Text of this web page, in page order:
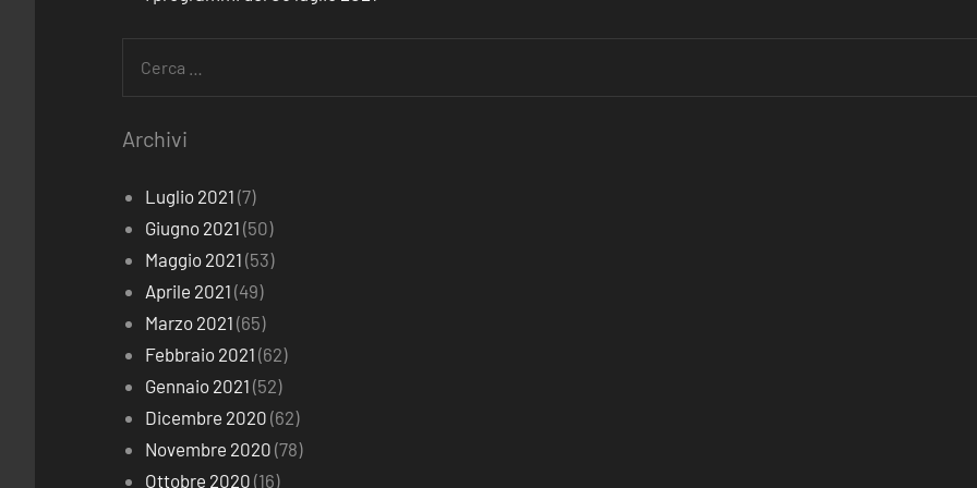
Archivi
Luglio 2021 (7)
Giugno 2021 (50)
Maggio 2021 (53)
Aprile 2021 (49)
Marzo 2021 (65)
Febbraio 2021 (62)
Gennaio 2021 (52)
Dicembre 2020 (62)
Novembre 2020 (78)
Ottobre 2020 (16)